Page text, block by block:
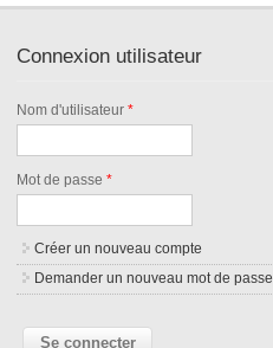
Connexion utilisateur
Nom d'utilisateur*
Mot de passe*
Créer un nouveau compte
Demander un nouveau mot de passe